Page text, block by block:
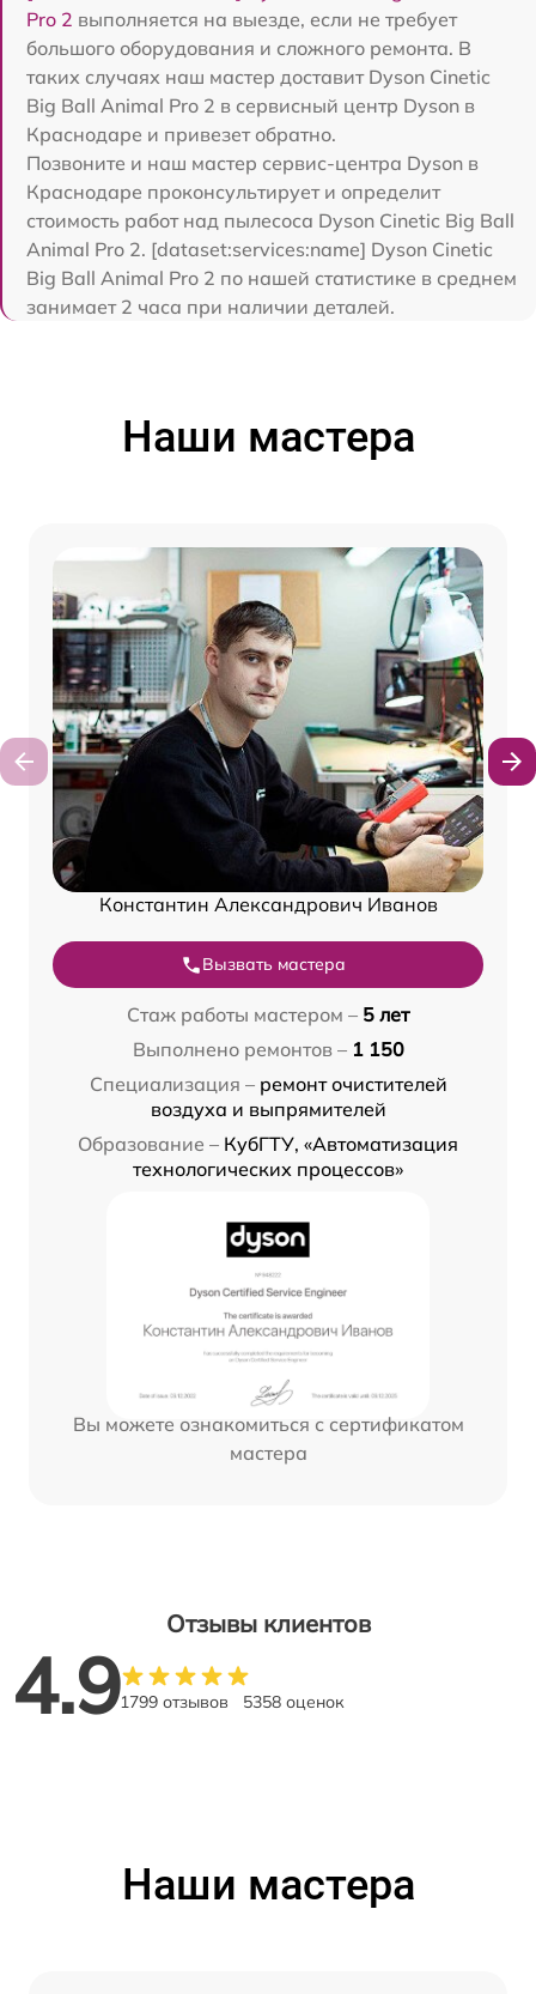
Pro 2 выполняется на выезде, если не требует
большого оборудования и сложного ремонта. В
таких случаях наш мастер доставит Dyson Cinetic
Big Ball Animal Pro 2 в сервисный центр Dyson в
Краснодаре и привезет обратно.
Позвоните и наш мастер сервис-центра Dyson в
Краснодаре проконсультирует и определит
стоимость работ над пылесоса Dyson Cinetic Big Ball
Animal Pro 2. [dataset:services:name] Dyson Cinetic
Big Ball Animal Pro 2 по нашей статистике в среднем
занимает 2 часа при наличии деталей.
Наши мастера
Константин Александрович Иванов
Вызвать мастера
Стаж работы мастером – 5 лет
Выполнено ремонтов – 1 150
Специализация – ремонт очистителей
воздуха и выпрямителей
Образование – КубГТУ, «Автоматизация
технологических процессов»
Вы можете ознакомиться с сертификатом
мастера
Отзывы клиентов
4.91799 отзывов 5358 оценок
Наши мастера